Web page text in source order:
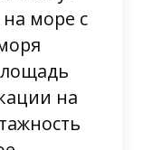
море с
на